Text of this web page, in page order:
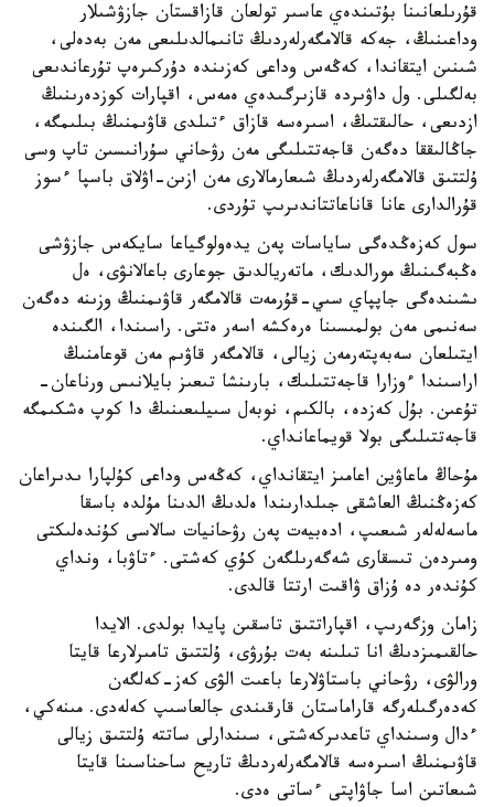
قۇرىلعانىنا بۇتىندەي عاسىر تولعان قازاقستان جازۋشىلار
وداعىنىڭ، جەكە قالامگەرلەردىڭ تانىمالدىلىعى مەن بەدەلى،
شىنىن ايتقاندا، كەڭەس وداعى كەزىندە دۇركىرەپ تۇرعاندىعى
بەلگىلى. ول داۋىردە قازىرگىدەي ەمەس، اقپارات كوزدەرىنىڭ
ازدىعى، حالىقتىڭ، اسىرەسە قازاق ءتىلدى قاۋىمنىڭ بىلىمگە،
جاڭالىققا دەگەن قاجەتتىلىگى مەن رۋحاني سۇرانىسىن تاپ وسى
ۇلتتىق قالامگەرلەردىڭ شىعارمالارى مەن ازىن-اۋلاق باسپا ءسوز
قۇرالدارى عانا قاناعاتتاندىرىپ تۇردى.
سول كەزەڭدەگى ساياسات پەن يدەولوگياعا سايكەس جازۋشى
ەڭبەگىنىڭ مورالدىك، ماتەريالدىق جوعارى باعالانۋى، ەل
ىشىندەگى جاپپاي سىي-قۇرمەت قالامگەر قاۋىمنىڭ وزىنە دەگەن
سەنىمى مەن بولمىسىنا ەرەكشە اسەر ەتتى. راسىندا، الگىندە
ايتىلعان سەبەپتەرمەن زيالى، قالامگەر قاۋىم مەن قوعامنىڭ
اراسىندا ءوزارا قاجەتتىلىك، بارىنشا تىعىز بايلانىس ورناعان-
تۇعىن. بۇل كەزدە، بالكىم، نوبەل سىيلىعىنىڭ دا كوپ ەشكىمگە
قاجەتتىلىگى بولا قويماعانداي.
مۇحاڭ ماعاۋين اعامىز ايتقانداي، كەڭەس وداعى كۇلپارا ىدىراعان
كەزەڭنىڭ العاشقى جىلدارىندا ەلدىڭ الدىنا مۇلدە باسقا
ماسەلەلەر شىعىپ، ادەبيەت پەن رۋحانيات سالاسى كۇندەلىكتى
ومىردەن تىسقارى شەگەرىلگەن كۇي كەشتى. ءتاۋبا، ونداي
كۇندەر دە ۇزاق ۋاقىت ارتتا قالدى.
زامان وزگەرىپ، اقپاراتتىق تاسقىن پايدا بولدى. الايدا
حالقىمىزدىڭ انا تىلىنە بەت بۇرۋى، ۇلتتىق تامىرلارعا قايتا
ورالۋى، رۋحاني باستاۋلارعا باعىت الۋى كەز-كەلگەن
كەدەرگىلەرگە قاراماستان قارقىندى جالعاسىپ كەلەدى. مىنەكي،
ءدال وسىنداي تاعدىركەشتى، سىندارلى ساتتە ۇلتتىق زيالى
قاۋىمنىڭ اسىرەسە قالامگەرلەردىڭ تاريح ساحناسىنا قايتا
شىعاتىن اسا جاۋاپتى ءساتى ەدى.